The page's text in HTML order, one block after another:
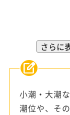
さらに
小潮・大潮
潮位や、そ